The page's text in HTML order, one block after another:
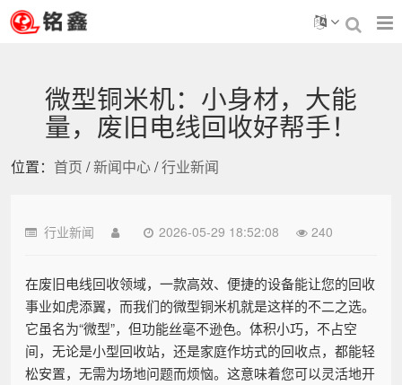
微型铜米机：小身材，大能
量，废旧电线回收好帮手！
位置： 首页 /新闻中心/行业新闻
行业新闻 2026-05-29 18:52:08 240
在废旧电线回收领域，一款高效、便捷的设备能让您的回收
事业如虎添翼，而我们的微型铜米机就是这样的不二之选。
它虽名为“微型”，但功能丝毫不逊色。体积小巧，不占空
间，无论是小型回收站，还是家庭作坊式的回收点，都能轻
松安置，无需为场地问题而烦恼。这意味着您可以灵活地开